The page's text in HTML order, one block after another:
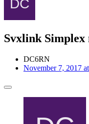
Svxlink
DC6RN
November 7, 2017